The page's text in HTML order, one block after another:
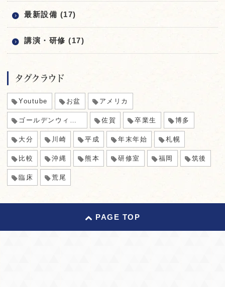
最新設備 (17)
講演・研修 (17)
タグクラウド
Youtube お盆 アメリカ
ゴールデンウィーク 佐賀 卒業生 博多
大分 川崎 平成 年末年始 札幌
比較 沖縄 熊本 研修室 福岡 筑後
臨床 荒尾
PAGE TOP